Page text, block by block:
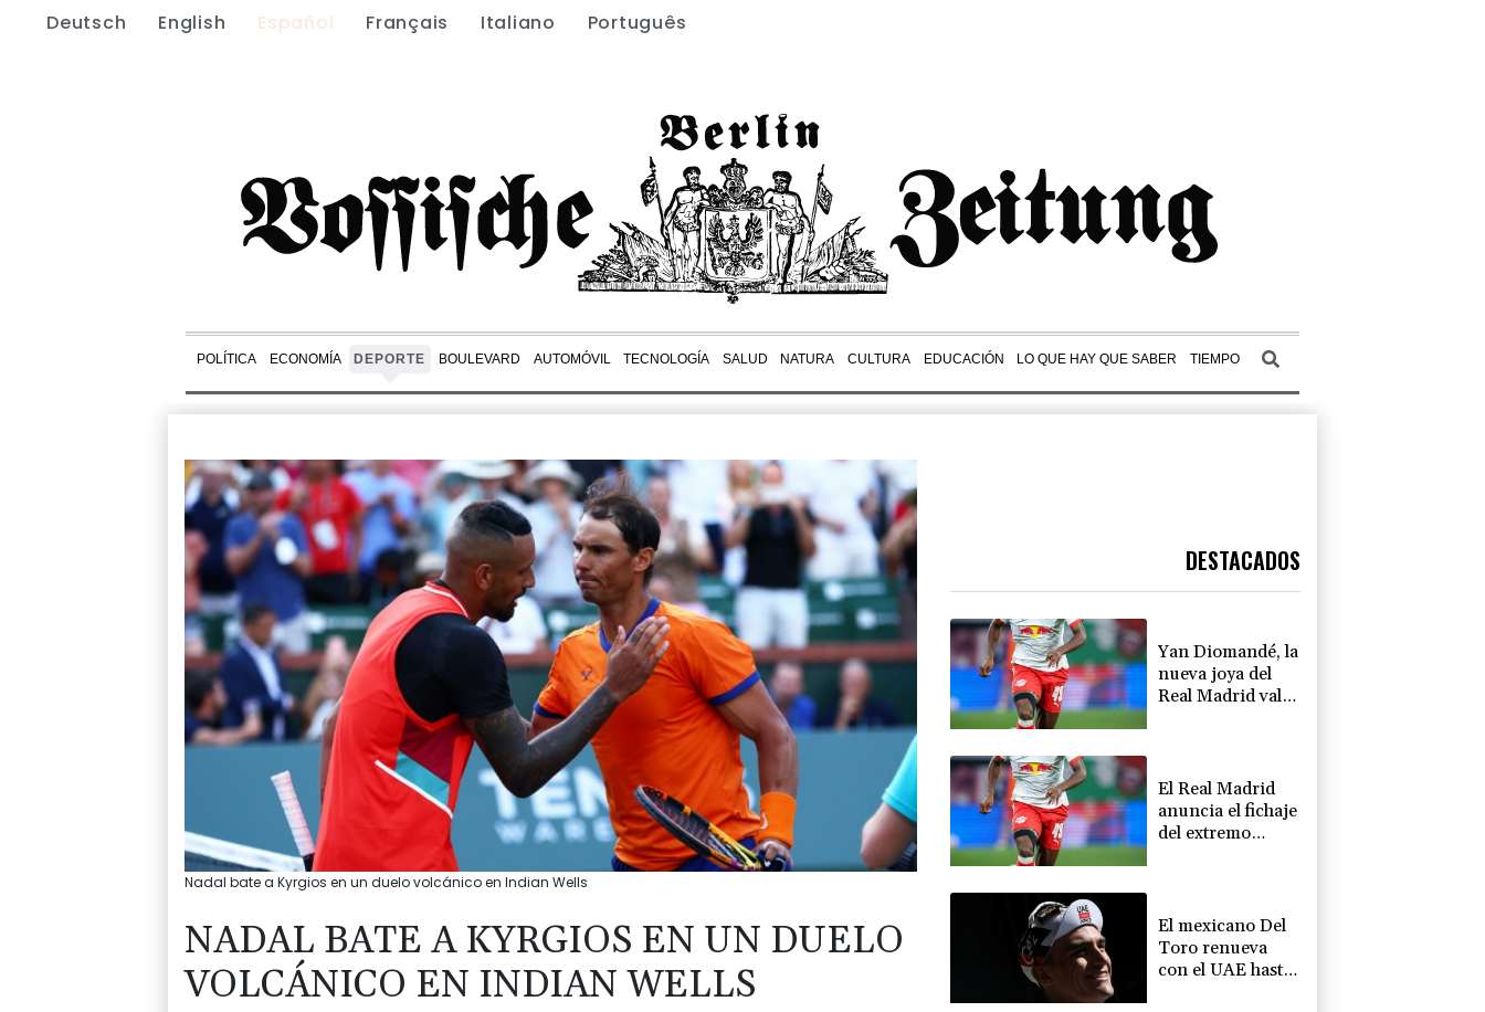
Deutsch English Español Français Italiano Português
POLÍTICA ECONOMÍA DEPORTE BOULEVARD AUTOMÓVIL TECNOLOGÍA SALUD NATURA CULTURA EDUCACIÓN LO QUE HAY QUE SABER TIEMPO
Nadal bate a Kyrgios en un duelo volcánico en Indian Wells
NADAL BATE A KYRGIOS EN UN DUELO
VOLCÁNICO EN INDIAN WELLS
DESTACADOS
Yan Diomandé, la
nueva joya del
Real Madrid vale
El Real Madrid
anuncia el fichaje
del extremo
El mexicano Del
Toro renueva
con el UAE hasta